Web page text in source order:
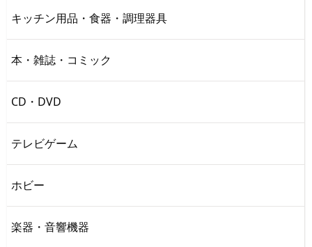
キッチン用品・食器・調理器具
本・雑誌・コミック
CD・DVD
テレビゲーム
ホビー
楽器・音響機器